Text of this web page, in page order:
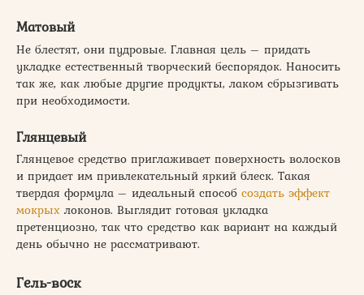
Матовый
Не блестят, они пудровые. Главная цель – придать
укладке естественный творческий беспорядок. Наносить
так же, как любые другие продукты, лаком сбрызгивать
при необходимости.
Глянцевый
Глянцевое средство приглаживает поверхность волосков
и придает им привлекательный яркий блеск. Такая
твердая формула – идеальный способ создать эффект
мокрых локонов. Выглядит готовая укладка
претенциозно, так что средство как вариант на каждый
день обычно не рассматривают.
Гель-воск